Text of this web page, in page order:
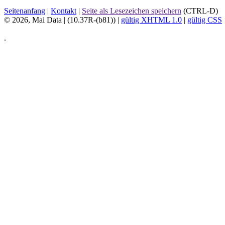
Seitenanfang | Kontakt | Seite als Lesezeichen speichern (CTRL-D)
© 2026, Mai Data | (10.37R-(b81)) | gültig XHTML 1.0 | gültig CSS
.